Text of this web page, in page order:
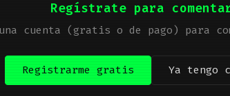
Regístrate para
cuenta (gratis o de pago) para
Registrarme gratis Ya tengo